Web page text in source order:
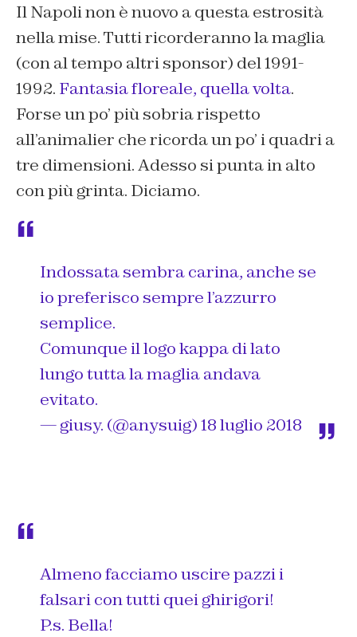
Il Napoli non è nuovo a questa estrosità
nella mise. Tutti ricorderanno la maglia
(con al tempo altri sponsor) del 1991-
1992. Fantasia floreale, quella volta.
Forse un po’ più sobria rispetto
all’animalier che ricorda un po’ i quadri a
tre dimensioni. Adesso si punta in alto
con più grinta. Diciamo.
Indossata sembra carina, anche se
io preferisco sempre l’azzurro
semplice.
Comunque il logo kappa di lato
lungo tutta la maglia andava
evitato.
— giusy. (@anysuig)18 luglio 2018
Almeno facciamo uscire pazzi i
falsari con tutti quei ghirigori!
P.s. Bella!